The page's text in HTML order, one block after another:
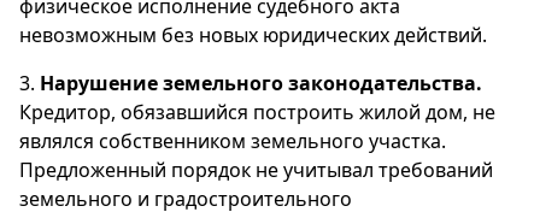
физическое исполнение судебного акта
невозможным без новых юридических действий.
3. Нарушение земельного законодательства.
Кредитор, обязавшийся построить жилой дом, не
являлся собственником земельного участка.
Предложенный порядок не учитывал требований
земельного и градостроительного